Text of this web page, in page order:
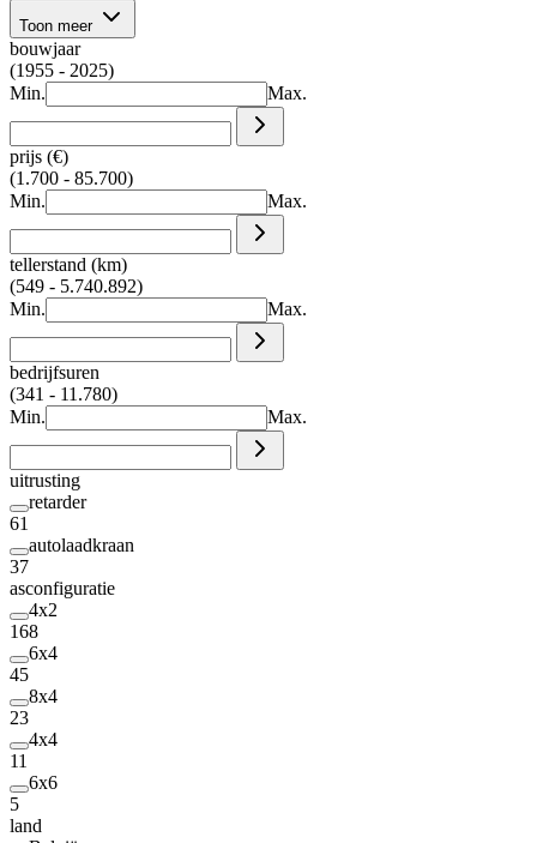
Toon meer
bouwjaar
(1955 - 2025)
Min.
Max.
prijs (€)
(1.700 - 85.700)
Min.
Max.
tellerstand (km)
(549 - 5.740.892)
Min.
Max.
bedrijfsuren
(341 - 11.780)
Min.
Max.
uitrusting
retarder
61
autolaadkraan
37
asconfiguratie
4x2
168
6x4
45
8x4
23
4x4
11
6x6
5
land